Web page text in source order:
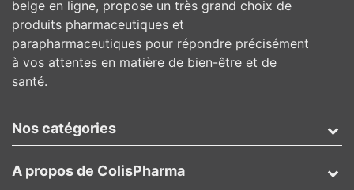
belge en ligne, propose un très grand choix de
produits pharmaceutiques et
parapharmaceutiques pour répondre précisément
à vos attentes en matière de bien-être et de
santé.
Nos catégories
A propos de ColisPharma